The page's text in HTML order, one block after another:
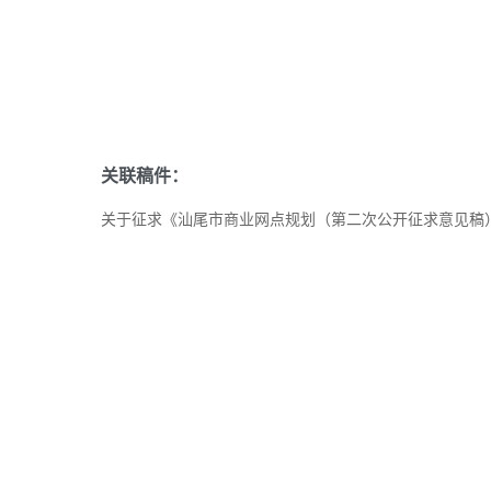
关联稿件：
关于征求《汕尾市商业网点规划（第二次公开征求意见